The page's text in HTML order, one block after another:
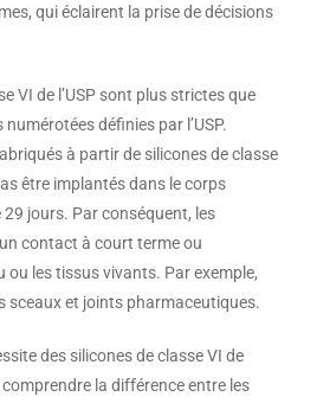
qui éclairent la prise de décisions
VI de l’USP sont plus strictes que
définies par l’USP.
à partir de silicones de classe
être implantés dans le corps
jours. Par conséquent, les
contact à court terme ou
ou les tissus vivants. Par exemple,
sceaux et joints pharmaceutiques.
des silicones de classe VI de
comprendre la différence entre les